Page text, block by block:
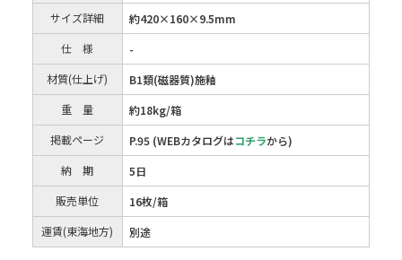
サイズ詳細
約420×160×9.5mm
仕 様
-
材質(仕上げ)
B1類(磁器質)施釉
重 量
約18kg/箱
掲載ページ
P.95 (WEBカタログはコチラから)
納 期
5日
販売単位
16枚/箱
運賃(東海地方)
別途